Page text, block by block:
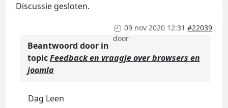
Discussie gesloten.
09 nov 2020 12:31 #22039
door
Beantwoord door in
topicFeedback en vraagje over browsers en
joomla
Dag Leen